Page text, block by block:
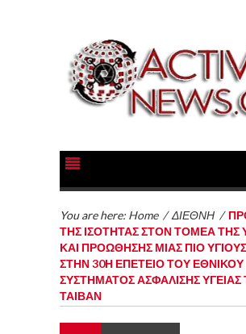
You are here: Home /ΔΙΕΘΝΗ /
ΤΗΣ ΙΣΟΤΗΤΑΣ ΣΤΟΝ ΤΟΜΕΑ ΤΗΣ
ΚΑΙ ΠΡΟΩΘΗΣΗΣ ΜΙΑΣ ΠΙΟ
ΣΤΗΝ 30Η ΕΠΕΤΕΙΟ ΤΟΥ ΕΘΝΙΚΟΥ
ΣΥΣΤΗΜΑΤΟΣ ΑΣΦΑΛΙΣΗΣ ΥΓΕΙΑΣ
ΤΑΙΒΑΝ